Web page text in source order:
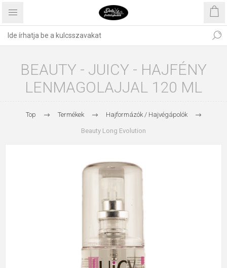
BEAUTY - JUICY - HAJFÉNY
LENMAGOLAJJAL 120 ML
Top Termékek Hajformázók / Hajvégápolók
Beauty Long Evolution